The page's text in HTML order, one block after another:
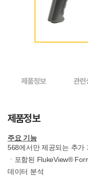
제품정보 관련
제품정보
주요 기능
568에서만 제공되는 추가
ㆍ포함된 FlukeView®
데이터 분석